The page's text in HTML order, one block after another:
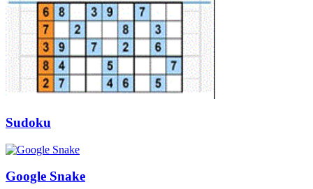
Sudoku
Google Snake